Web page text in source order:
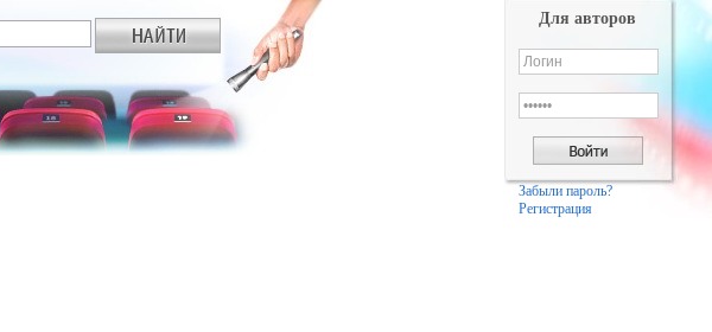
Для авторов
Забыли пароль?
Регистрация